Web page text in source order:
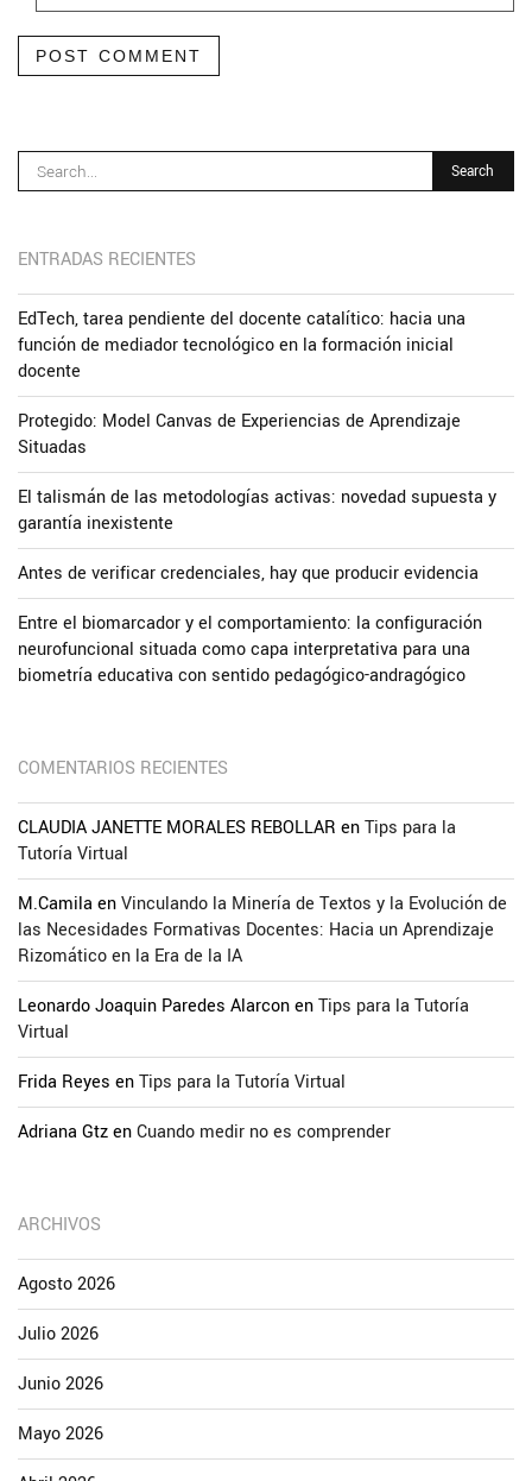
POST COMMENT
ENTRADAS RECIENTES
EdTech, tarea pendiente del docente catalítico: hacia una
función de mediador tecnológico en la formación inicial
docente
Protegido: Model Canvas de Experiencias de Aprendizaje
Situadas
El talismán de las metodologías activas: novedad supuesta y
garantía inexistente
Antes de verificar credenciales, hay que producir evidencia
Entre el biomarcador y el comportamiento: la configuración
neurofuncional situada como capa interpretativa para una
biometría educativa con sentido pedagógico-andragógico
COMENTARIOS RECIENTES
CLAUDIA JANETTE MORALES REBOLLAR enTips para la
Tutoría Virtual
M.Camila enVinculando la Minería de Textos y la Evolución de
las Necesidades Formativas Docentes: Hacia un Aprendizaje
Rizomático en la Era de la IA
Leonardo Joaquin Paredes AlarconenTips para la Tutoría
Virtual
Frida Reyes enTips para la Tutoría Virtual
Adriana GtzenCuando medir no es comprender
ARCHIVOS
Agosto 2026
Julio 2026
Junio 2026
Mayo 2026